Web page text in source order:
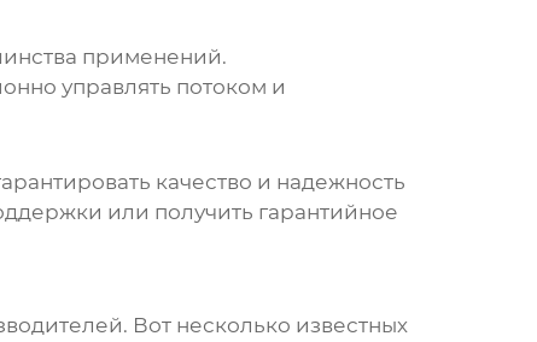
применений.
управлять потоком и
качество и надежность
или получить гарантийное
Вот несколько известных